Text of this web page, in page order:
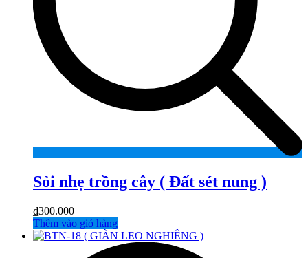
Sỏi nhẹ trồng cây ( Đất sét nung )
₫300.000
Thêm vào giỏ hàng